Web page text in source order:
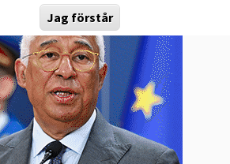
Jag förstår